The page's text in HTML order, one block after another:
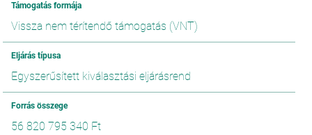
Támogatás formája
Vissza nem térítendő támogatás (VNT)
Eljárás típusa
Egyszerűsített kiválasztási eljárásrend
Forrás összege
56 820 795 340 Ft